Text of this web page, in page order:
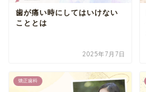
歯が痛い時にしてはいけない
こととは
2025年7月7日
矯正歯科